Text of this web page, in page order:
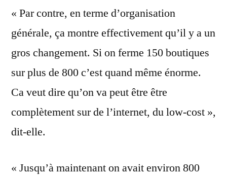
« Par contre, en terme d’organisation
générale, ça montre effectivement qu’il y a un
gros changement. Si on ferme 150 boutiques
sur plus de 800 c’est quand même énorme.
Ca veut dire qu’on va peut être être
complètement sur de l’internet, du low-cost »,
dit-elle.
« Jusqu’à maintenant on avait environ 800